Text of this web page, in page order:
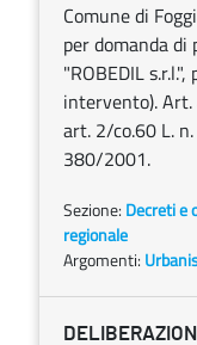
Comune di
per domanda
"ROBEDIL
intervento).
art. 2/co.60 L.
380/2001.
Sezione: Decreti e
regionale
Argomenti: